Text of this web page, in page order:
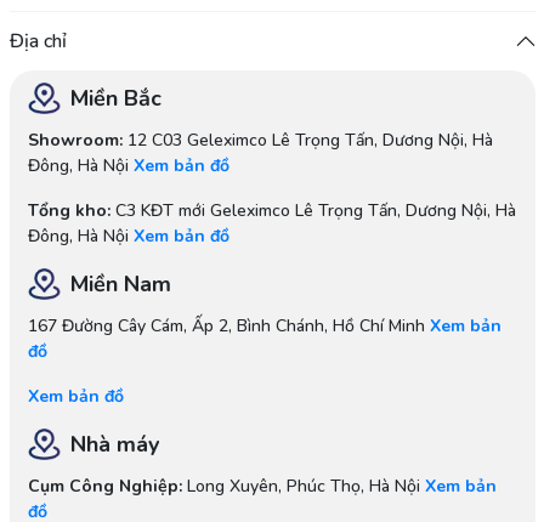
Địa chỉ
Miền Bắc
Showroom:12 C03 Geleximco Lê Trọng Tấn, Dương Nội, Hà
Đông, Hà Nội Xem bản đồ
Tổng kho:C3 KĐT mới Geleximco Lê Trọng Tấn, Dương Nội, Hà
Đông, Hà Nội Xem bản đồ
Miền Nam
167 Đường Cây Cám, Ấp 2, Bình Chánh, Hồ Chí Minh Xem bản
đồ
Xem bản đồ
Nhà máy
Cụm Công Nghiệp:Long Xuyên, Phúc Thọ, Hà Nội Xem bản
đồ